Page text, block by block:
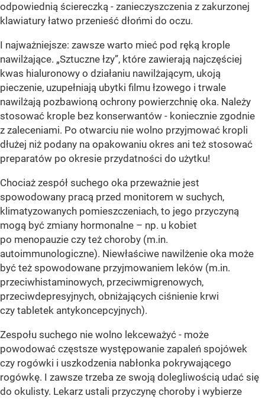
odpowiednią ściereczką - zanieczyszczenia z zakurzonej
klawiatury łatwo przenieść dłońmi do oczu.
I najważniejsze: zawsze warto mieć pod ręką krople
nawilżające. „Sztuczne łzy”, które zawierają najczęściej
kwas hialuronowy o działaniu nawilżającym, ukoją
pieczenie, uzupełniają ubytki filmu łzowego i trwale
nawilżają pozbawioną ochrony powierzchnię oka. Należy
stosować krople bez konserwantów - koniecznie zgodnie
z zaleceniami. Po otwarciu nie wolno przyjmować kropli
dłużej niż podany na opakowaniu okres ani też stosować
preparatów po okresie przydatności do użytku!
Chociaż zespół suchego oka przeważnie jest
spowodowany pracą przed monitorem w suchych,
klimatyzowanych pomieszczeniach, to jego przyczyną
mogą być zmiany hormonalne – np. u kobiet
po menopauzie czy też choroby (m.in.
autoimmunologiczne). Niewłaściwe nawilżenie oka może
być też spowodowane przyjmowaniem leków (m.in.
przeciwhistaminowych, przeciwmigrenowych,
przeciwdepresyjnych, obniżających ciśnienie krwi
czy tabletek antykoncepcyjnych).
Zespołu suchego nie wolno lekceważyć - może
powodować częstsze występowanie zapaleń spojówek
czy rogówki i uszkodzenia nabłonka pokrywającego
rogówkę. I zawsze trzeba ze swoją dolegliwością udać się
do okulisty. Lekarz ustali przyczynę choroby i wybierze